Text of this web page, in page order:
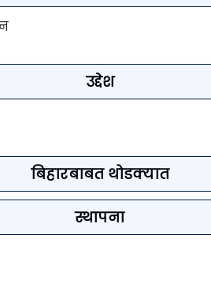
उद्देश
बिहारबाबत थोडक्यात
स्थापना